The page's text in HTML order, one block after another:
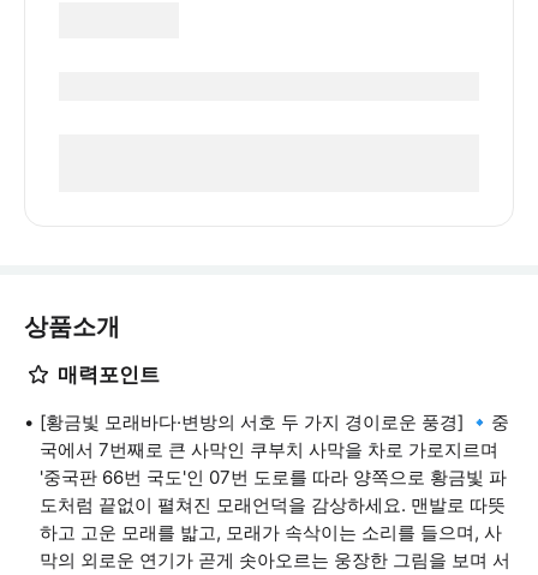
상품소개
매력포인트
[황금빛 모래바다·변방의 서호 두 가지 경이로운 풍경] 🔹중
국에서 7번째로 큰 사막인 쿠부치 사막을 차로 가로지르며
'중국판 66번 국도'인 07번 도로를 따라 양쪽으로 황금빛 파
도처럼 끝없이 펼쳐진 모래언덕을 감상하세요. 맨발로 따뜻
하고 고운 모래를 밟고, 모래가 속삭이는 소리를 들으며, 사
막의 외로운 연기가 곧게 솟아오르는 웅장한 그림을 보며 서